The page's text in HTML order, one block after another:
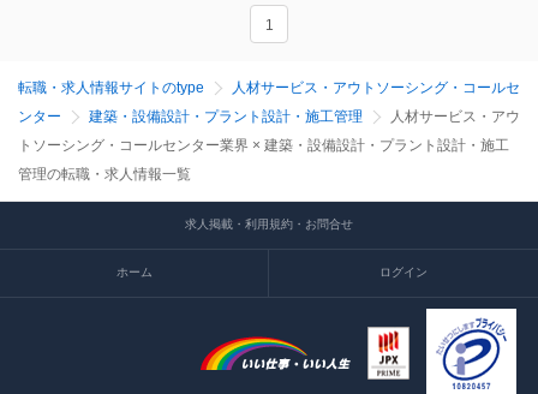
1
転職・求人情報サイトのtype
人材サービス・アウトソーシング・コールセ
ンター
建築・設備設計・プラント設計・施工管理
人材サービス・アウ
トソーシング・コールセンター業界 × 建築・設備設計・プラント設計・施工
管理の転職・求人情報一覧
求人掲載・利用規約・お問合せ
ホーム ログイン